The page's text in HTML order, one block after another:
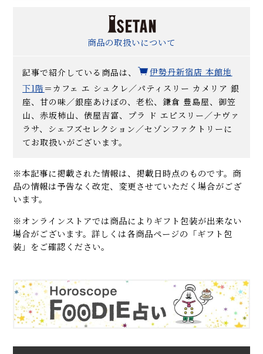
商品の取扱いについて
記事で紹介している商品は、
伊勢丹新宿店 本館地
下1階 ＝カフェ エ シュクレ／パティスリー カメリア 銀
座、甘の味／銀座あけぼの、老松、鎌倉 豊島屋、御笠
山、赤坂柿山、俵屋吉富、プラ ド エピスリー／ナヴァ
ラサ、シェフズセレクション／セゾンファクトリーに
てお取扱いがございます。
※本記事に掲載された情報は、掲載日時点のものです。商
品の情報は予告なく改定、変更させていただく場合がござ
います。
※オンラインストアでは商品によりギフト包装が出来ない
場合がございます。詳しくは各商品ページの「ギフト包
装」をご確認ください。